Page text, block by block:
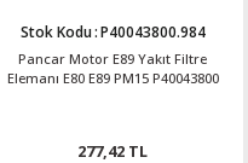
Stok Kodu:P40043800.984
Pancar Motor E89 Yakıt Filtre
Elemanı E80 E89 PM15 P40043800
277,42 TL